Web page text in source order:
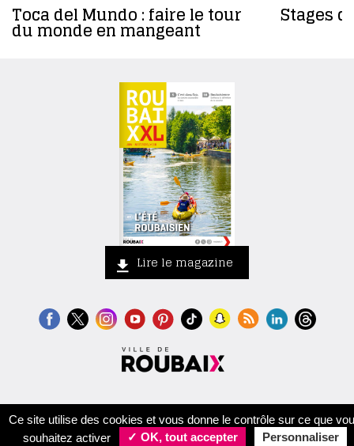
Toca del Mundo : faire le tour
du monde en mangeant
Stages
Lire le magazine
Contact Crédits Mentions légales Accessibilité
Ce site utilise des cookies et vous donne le contrôle sur ce que
souhaitez activer
✓ OK, tout accepter Personnaliser